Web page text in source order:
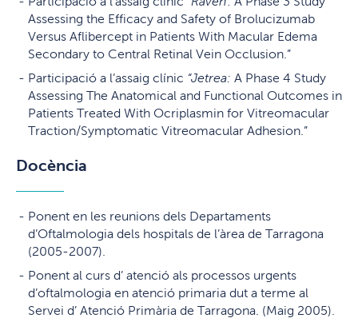
Assessing the Efficacy and Safety of Brolucizumab
Versus Aflibercept in Patients With Macular Edema
Secondary to Central Retinal Vein Occlusion.”
Participació a l’assaig clínic “Jetrea: A Phase 4 Study
Assessing The Anatomical and Functional Outcomes in
Patients Treated With Ocriplasmin for Vitreomacular
Traction/Symptomatic Vitreomacular Adhesion.”
Docència
Ponent en les reunions dels Departaments
d’Oftalmologia dels hospitals de l’àrea de Tarragona
(2005-2007).
Ponent al curs d’ atenció als processos urgents
d’oftalmologia en atenció primaria dut a terme al
Servei d’ Atenció Primària de Tarragona. (Maig 2005).